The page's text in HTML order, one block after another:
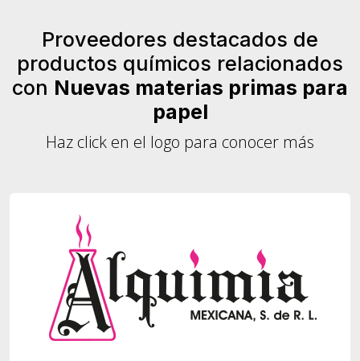
Proveedores destacados de
productos químicos relacionados
con Nuevas materias primas para
papel
Haz click en el logo para conocer más